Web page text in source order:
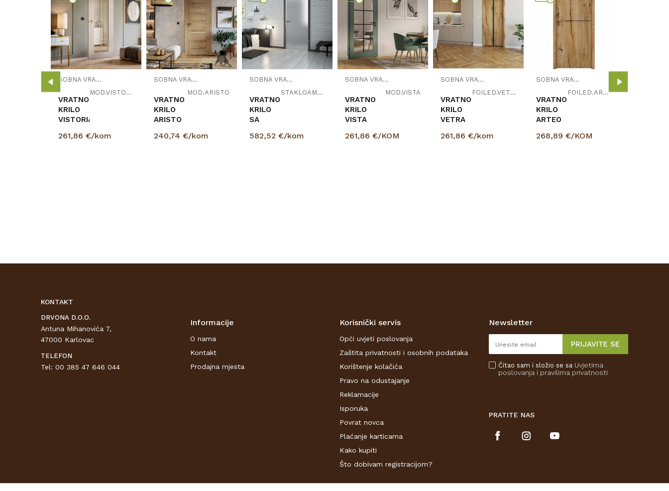
SOBNA VRATA
MOD.VISTORIA
VRATNO
KRILO
VISTORIA
261,86 €/kom
SOBNA VRATA
MOD.ARISTO
VRATNO
KRILO
ARISTO
240,74 €/kom
SOBNA VRATA
STAKLOAMBER
VRATNO
KRILO
SA
AMBER
582,52 €/kom
SOBNA VRATA
MOD.VISTA
VRATNO
KRILO
VISTA
261,86 €/KOM
SOBNA VRATA
FOILED.VETRA
VRATNO
KRILO
VETRA
261,86 €/kom
SOBNA VRATA
FOILED.ARTEO
VRATNO
KRILO
ARTEO
268,89 €/KOM
KONTAKT
DRVONA D.O.O.
Antuna Mihanovića 7,
47000 Karlovac
TELEFON
Tel: 00 385 47 646 044
Informacije
O nama
Kontakt
Prodajna mjesta
Korisnički servis
Opći uvjeti poslovanja
Zaštita privatnosti i osobnih podataka
Korištenje kolačića
Pravo na odustajanje
Reklamacije
Isporuka
Povrat novca
Plaćanje karticama
Kako kupiti
Što dobivam registracijom?
Newsletter
PRIJAVITE SE
Čitao sam i složio se sa Uvjetima
poslovanja i pravilima privatnosti
PRATITE NAS